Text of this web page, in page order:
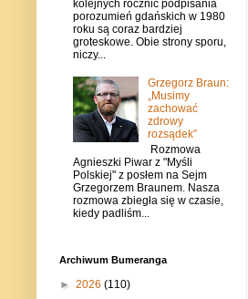
kolejnych rocznic podpisania
porozumień gdańskich w 1980
roku są coraz bardziej
groteskowe. Obie strony sporu,
niczy...
Grzegorz Braun:
„Musimy
zachować
zdrowy
rozsądek”
Rozmowa
Agnieszki Piwar z "Myśli
Polskiej" z posłem na Sejm
Grzegorzem Braunem. Nasza
rozmowa zbiegła się w czasie,
kiedy padliśm...
Archiwum Bumeranga
► 2026 (110)